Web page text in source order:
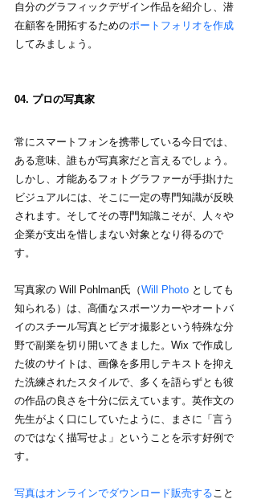
自分のグラフィックデザイン作品を紹介し、潜
在顧客を開拓するためのポートフォリオを作成
してみましょう。
04. プロの写真家
常にスマートフォンを携帯している今日では、
ある意味、誰もが写真家だと言えるでしょう。
しかし、才能あるフォトグラファーが手掛けた
ビジュアルには、そこに一定の専門知識が反映
されます。そしてその専門知識こそが、人々や
企業が支出を惜しまない対象となり得るので
す。
写真家の Will Pohlman氏（Will Photo としても
知られる）は、高価なスポーツカーやオートバ
イのスチール写真とビデオ撮影という特殊な分
野で副業を切り開いてきました。Wix で作成し
た彼のサイトは、画像を多用しテキストを抑え
た洗練されたスタイルで、多くを語らずとも彼
の作品の良さを十分に伝えています。英作文の
先生がよく口にしていたように、まさに「言う
のではなく描写せよ」ということを示す好例で
す。
写真はオンラインでダウンロード販売する こと